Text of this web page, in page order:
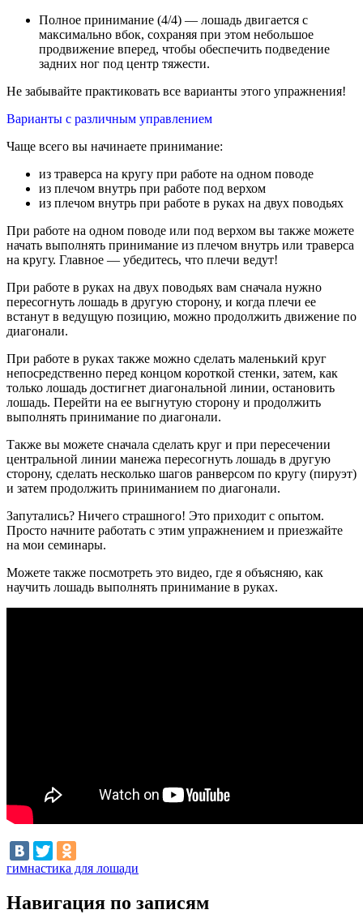
Полное принимание (4/4) — лошадь двигается с
максимально вбок, сохраняя при этом небольшое
продвижение вперед, чтобы обеспечить подведение
задних ног под центр тяжести.
Не забывайте практиковать все варианты этого упражнения!
Варианты с различным управлением
Чаще всего вы начинаете принимание:
из траверса на кругу при работе на одном поводе
из плечом внутрь при работе под верхом
из плечом внутрь при работе в руках на двух поводьях
При работе на одном поводе или под верхом вы также можете
начать выполнять принимание из плечом внутрь или траверса
на кругу. Главное — убедитесь, что плечи ведут!
При работе в руках на двух поводьях вам сначала нужно
пересогнуть лошадь в другую сторону, и когда плечи ее
встанут в ведущую позицию, можно продолжить движение по
диагонали.
При работе в руках также можно сделать маленький круг
непосредственно перед концом короткой стенки, затем, как
только лошадь достигнет диагональной линии, остановить
лошадь. Перейти на ее выгнутую сторону и продолжить
выполнять принимание по диагонали.
Также вы можете сначала сделать круг и при пересечении
центральной линии манежа пересогнуть лошадь в другую
сторону, сделать несколько шагов ранверсом по кругу (пируэт)
и затем продолжить приниманием по диагонали.
Запутались? Ничего страшного! Это приходит с опытом.
Просто начните работать с этим упражнением и приезжайте
на мои семинары.
Можете также посмотреть это видео, где я объясняю, как
научить лошадь выполнять принимание в руках.
гимнастика для лошади
Навигация по записям